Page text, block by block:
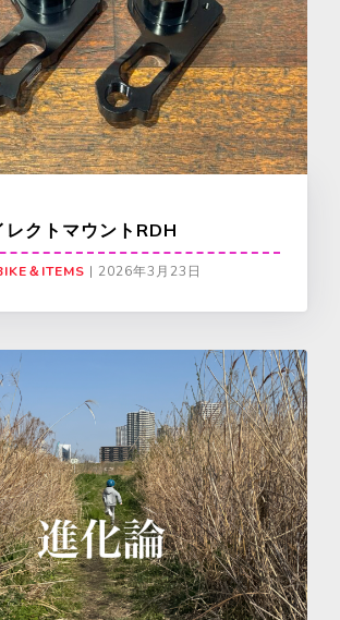
レクトマウントRDH
＆ITEMS | 2026年3月23日